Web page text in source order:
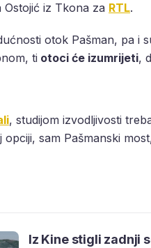
iz Tkona za RTL.
otok Pašman, pa i
ti otoci će izumrijeti,
, studijom izvodljivosti
sam Pašmanski
Iz Kine stigli zadnji